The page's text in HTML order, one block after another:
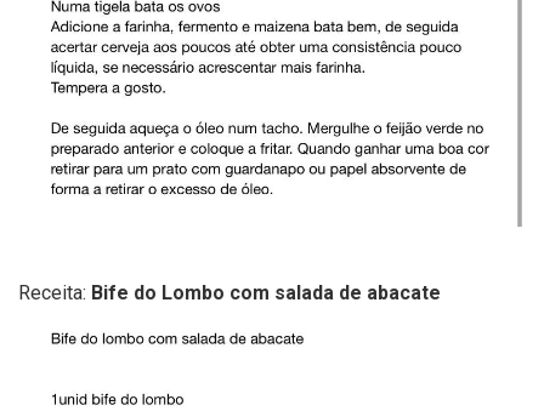
Receita: Bife do Lombo com salada de abacate